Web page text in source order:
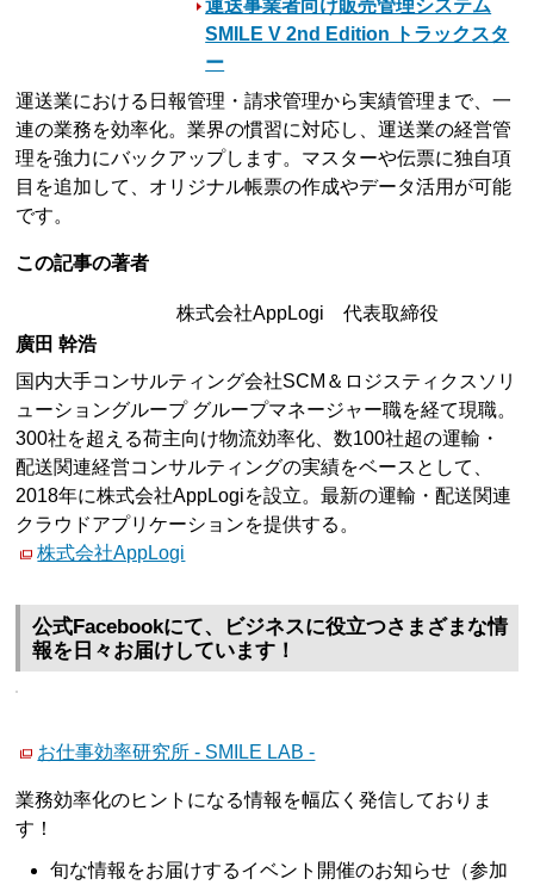
運送事業者向け販売管理システム
SMILE V 2nd Edition トラックスタ
ー
運送業における日報管理・請求管理から実績管理まで、一
連の業務を効率化。業界の慣習に対応し、運送業の経営管
理を強力にバックアップします。マスターや伝票に独自項
目を追加して、オリジナル帳票の作成やデータ活用が可能
です。
この記事の著者
株式会社AppLogi 代表取締役
廣田 幹浩
国内大手コンサルティング会社SCM＆ロジスティクスソリ
ューショングループ グループマネージャー職を経て現職。
300社を超える荷主向け物流効率化、数100社超の運輸・
配送関連経営コンサルティングの実績をベースとして、
2018年に株式会社AppLogiを設立。最新の運輸・配送関連
クラウドアプリケーションを提供する。
株式会社AppLogi
公式Facebookにて、ビジネスに役立つさまざまな情
報を日々お届けしています！
お仕事効率研究所 - SMILE LAB -
業務効率化のヒントになる情報を幅広く発信しておりま
す！
旬な情報をお届けするイベント開催のお知らせ（参加